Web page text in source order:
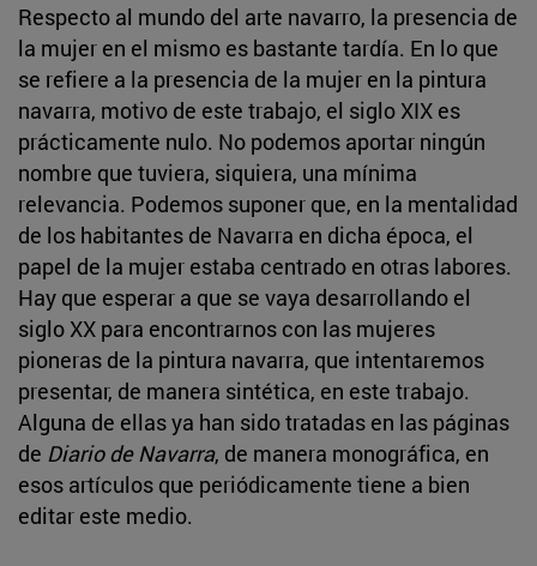
Respecto al mundo del arte navarro, la presencia de
la mujer en el mismo es bastante tardía. En lo que
se refiere a la presencia de la mujer en la pintura
navarra, motivo de este trabajo, el siglo XIX es
prácticamente nulo. No podemos aportar ningún
nombre que tuviera, siquiera, una mínima
relevancia. Podemos suponer que, en la mentalidad
de los habitantes de Navarra en dicha época, el
papel de la mujer estaba centrado en otras labores.
Hay que esperar a que se vaya desarrollando el
siglo XX para encontrarnos con las mujeres
pioneras de la pintura navarra, que intentaremos
presentar, de manera sintética, en este trabajo.
Alguna de ellas ya han sido tratadas en las páginas
de Diario de Navarra, de manera monográfica, en
esos artículos que periódicamente tiene a bien
editar este medio.